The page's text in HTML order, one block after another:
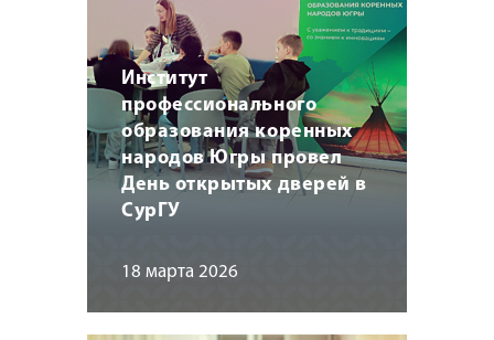
Институт
профессионального
образования коренных
народов Югры провел
День открытых дверей в
СурГУ
18 марта 2026